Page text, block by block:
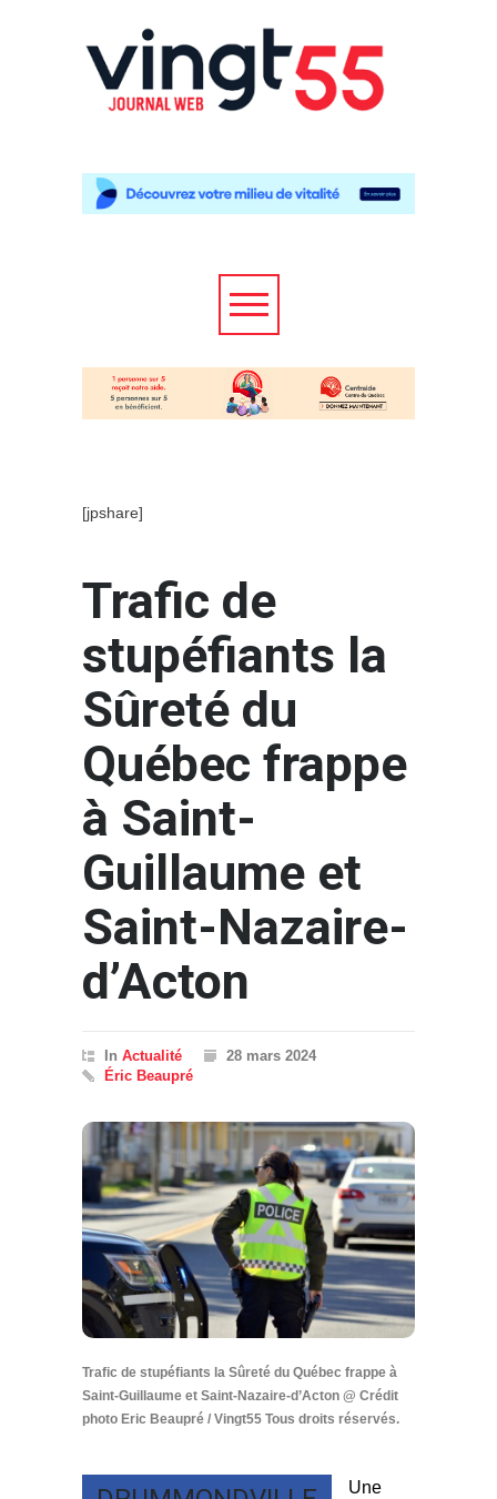
[jpshare]
Trafic de
stupéfiants la
Sûreté du
Québec frappe
à Saint-
Guillaume et
Saint-Nazaire-
d’Acton
In Actualité
28 mars 2024
Éric Beaupré
Trafic de stupéfiants la Sûreté du Québec frappe à
Saint-Guillaume et Saint-Nazaire-d’Acton @ Crédit
photo Eric Beaupré / Vingt55 Tous droits réservés.
Une